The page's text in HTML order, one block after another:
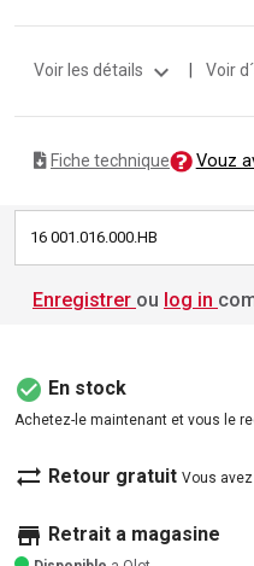
Voir les détails expand_more Voir
Fiche technique Vouz
16 001.016.000.HB
Enregistrer ou log in
check_circle En stock
Achetez-le maintenant et vous le
sync_alt Retour gratuit Vous
store Retrait a magasine